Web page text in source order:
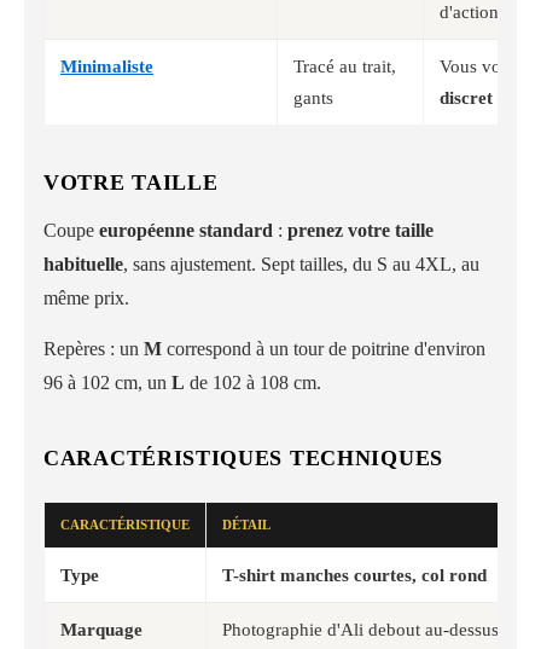
d'action
Minimaliste
Tracé au trait,
gants
Vous voulez
discret
VOTRE TAILLE
Coupe européenne standard : prenez votre taille
habituelle, sans ajustement. Sept tailles, du S au 4XL, au
même prix.
Repères : un M correspond à un tour de poitrine d'environ
96 à 102 cm, un L de 102 à 108 cm.
CARACTÉRISTIQUES TECHNIQUES
CARACTÉRISTIQUE DÉTAIL
Type T-shirt manches courtes, col rond
Marquage
Photographie d'Ali debout au-dessus de